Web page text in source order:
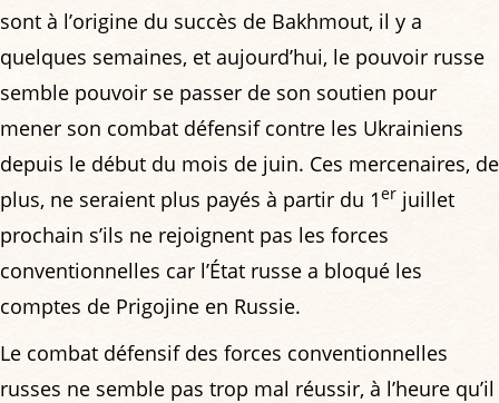
sont à l’origine du succès de Bakhmout, il y a
quelques semaines, et aujourd’hui, le pouvoir russe
semble pouvoir se passer de son soutien pour
mener son combat défensif contre les Ukrainiens
depuis le début du mois de juin. Ces mercenaires, de
plus, ne seraient plus payés à partir du 1er juillet
prochain s’ils ne rejoignent pas les forces
conventionnelles car l’État russe a bloqué les
comptes de Prigojine en Russie.
Le combat défensif des forces conventionnelles
russes ne semble pas trop mal réussir, à l’heure qu’il